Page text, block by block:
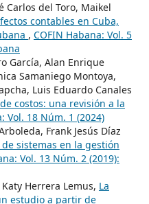
Carlos del Toro, Maikel
contables en Cuba,
, COFIN Habana: Vol. 5
García, Alan Enrique
Samaniego Montoya,
Luis Eduardo Canales
costos: una revisión a la
Vol. 18 Núm. 1 (2024)
Frank Jesús Díaz
sistemas en la gestión
Vol. 13 Núm. 2 (2019):
Herrera Lemus, La
estudio a partir de